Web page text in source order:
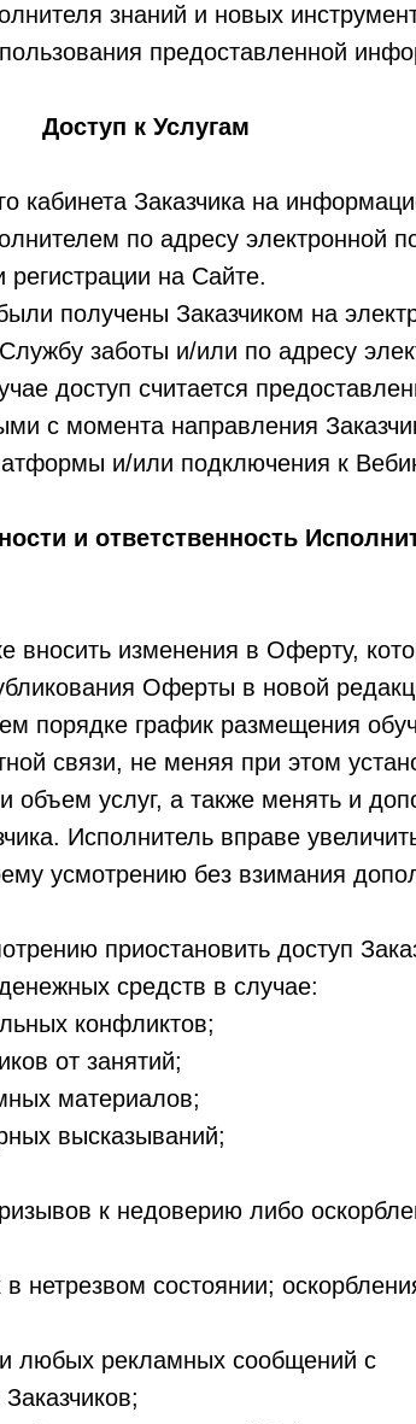
знаний и новых
предоставленной
к Услугам
кабинета Заказчика на
по адресу электронной
на Сайте.
получены Заказчиком на
заботы и/или по адресу
доступ считается
с момента направления
и/или подключения к
и ответственность
вносить изменения в Оферту,
Оферты в новой
порядке график размещения
связи, не меняя при этом
объем услуг, а также менять и
Исполнитель вправе
усмотрению без взимания
приостановить доступ
средств в случае:
конфликтов;
от занятий;
материалов;
высказываний;
к недоверию либо
состоянии;
рекламных сообщений с